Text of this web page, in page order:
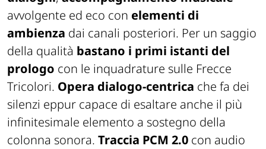
avvolgente ed eco con elementi di
ambienza dai canali posteriori. Per un saggio
della qualità bastano i primi istanti del
prologo con le inquadrature sulle Frecce
Tricolori. Opera dialogo-centrica che fa dei
silenzi eppur capace di esaltare anche il più
infinitesimale elemento a sostegno della
colonna sonora. Traccia PCM 2.0 con audio